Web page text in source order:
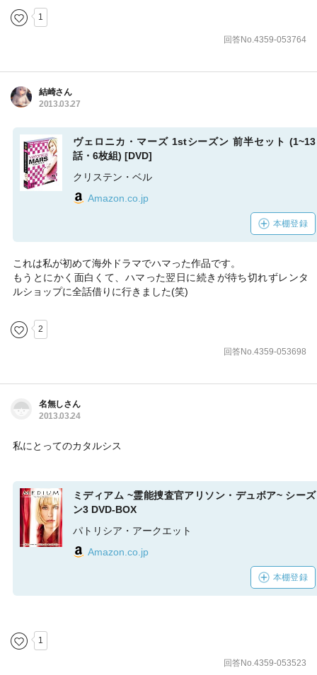
1
回答No.4359-053764
結崎さん
2013.03.27
ヴェロニカ・マーズ 1stシーズン 前半セット (1~13
話・6枚組) [DVD]
クリステン・ベル
Amazon.co.jp
本棚登録
これは私が初めて海外ドラマでハマった作品です。
もうとにかく面白くて、ハマった翌日に続きが待ち切れずレンタ
ルショップに全話借りに行きました(笑)
2
回答No.4359-053698
名無しさん
2013.03.24
私にとってのカタルシス
ミディアム ~霊能捜査官アリソン・デュボア~ シーズ
ン3 DVD-BOX
パトリシア・アークエット
Amazon.co.jp
本棚登録
1
回答No.4359-053523